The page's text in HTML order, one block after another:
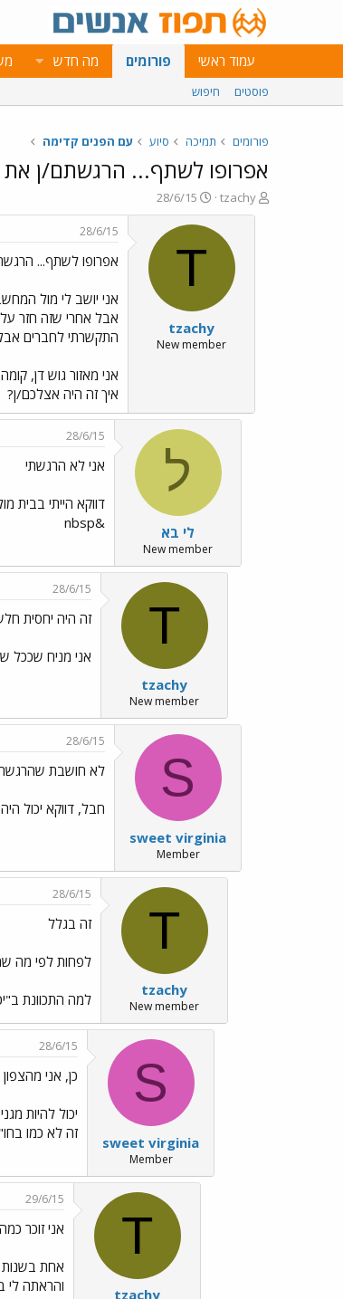
עמוד ראשי פורומים מה חדש
פוסטים חיפוש
פורומים תמיכה סיוע עם הפנים קדימה
אפרופו לשתף... הרגשתם/ן
פ
ו
tzachy
פ
ו
ר
א
ר
י
28/6/15
T
tzachy
New member
28/6/15
אפרופו לשתף...
אני יושב לי מול
אבל אחרי שזה חזר
התקשרתי לחברים אבל
אני מאזור גוש דן, קומה 3.
איך זה היה אצלכם/ן?
ל
לי בא
New member
28/6/15
אני לא הרגשתי
דווקא הייתי בבית
&nbsp
T
tzachy
New member
28/6/15
זה היה יחסית
אני מניח שככל
S
sweet virginia
Member
28/6/15
לא חושבת
חבל, דווקא יכול
T
tzachy
New member
28/6/15
זה בגלל
לפחות לפי מה
למה התכוונת
S
sweet virginia
Member
28/6/15
כן, אני מהצפון
יכול להיות
זה לא כמו
T
tzachy
29/6/15
אני זוכר
והראתה לי בבירור שזו רעידה... וב2004